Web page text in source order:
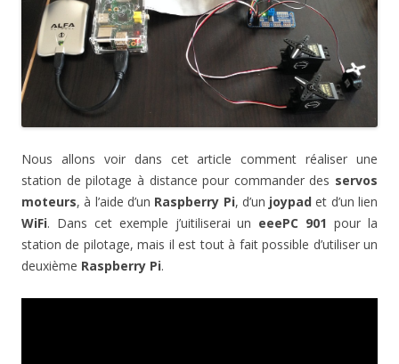
Nous allons voir dans cet article comment réaliser une
station de pilotage à distance pour commander des servos
moteurs, à l’aide d’un Raspberry Pi, d’un joypad et d’un lien
WiFi. Dans cet exemple j’uitiliserai un eeePC 901 pour la
station de pilotage, mais il est tout à fait possible d’utiliser un
deuxième Raspberry Pi.